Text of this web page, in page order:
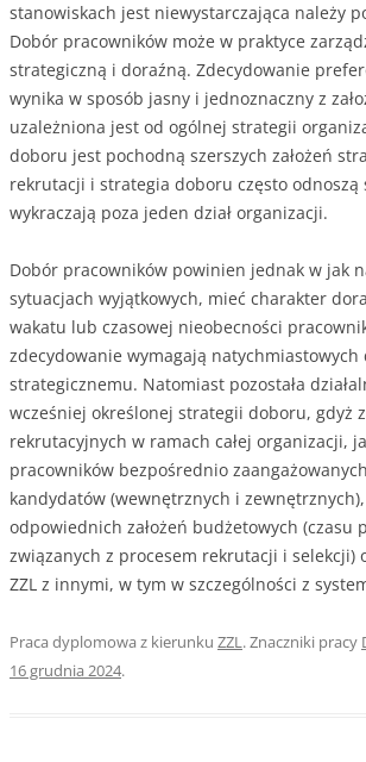
stanowiskach jest niewystarczająca należy
Dobór pracowników może w praktyce
stra­tegiczną i doraźną. Zdecydowanie
wynika w sposób jasny i jednoznaczny z
uzależniona jest od ogólnej strategii
doboru jest pochodną szerszych założeń
rekrutacji i strategia doboru często
wykraczają poza jeden dział organizacji.
Dobór pracowników powinien jednak w jak
sytuacjach wyjątkowych, mieć charakter
wakatu lub czasowej nieobecności
zdecydowanie wymagają
strategicznemu. Natomiast pozostała
wcześniej określonej strategii doboru, gdyż
rekrutacyjnych w ramach całej organizacji,
pracowników bezpośred­nio
kandyda­tów (wewnętrznych i
odpowiednich założeń budżetowych
związanych z procesem rekrutacji i selekcji)
ZZL z innymi, w tym w szczególno­ści z
Praca dyplomowa z kierunku ZZL. Znaczniki pracy
16 grudnia 2024.